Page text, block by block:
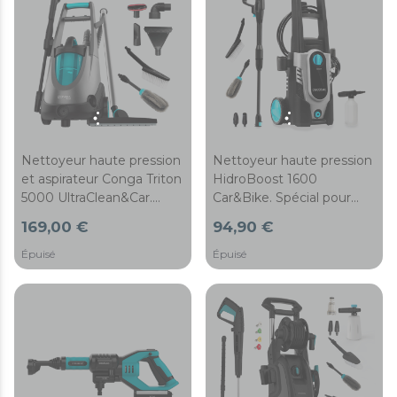
Nettoyeur haute pression
et aspirateur Conga Triton
5000 UltraClean&Car.
haute pression, aspirateur
de solides et liquides et
fonction soufflerie, 120
bars, puissance
169,00 €
Épuisé
Nettoyeur haute pression
HidroBoost 1600
Car&Bike. Spécial pour
puissant et portatif. Canon
à mousse et brosses
spéciales. Puissance
maximale de 1600 W.
Débit maximal de 426 L/h
et 135 bars.
94,90 €
Épuisé